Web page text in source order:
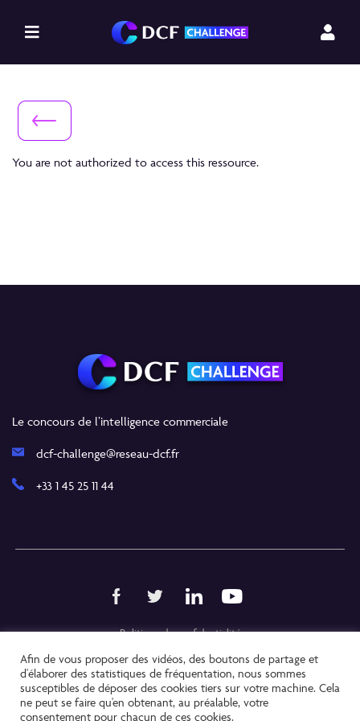
You are not authorized to access this ressource.
Le concours de l’intelligence commerciale
dcf-challenge@reseau-dcf.fr
+33 1 45 25 11 44
Politique de confidentialité
Mentions Légales
Copyright @ 2021
Afin de vous proposer des vidéos, des boutons de partage et
d'élaborer des statistiques de fréquentation, nous sommes
susceptibles de déposer des cookies tiers sur votre machine. Cela
ne peut se faire qu'en obtenant, au préalable, votre
consentement pour chacun de ces cookies.